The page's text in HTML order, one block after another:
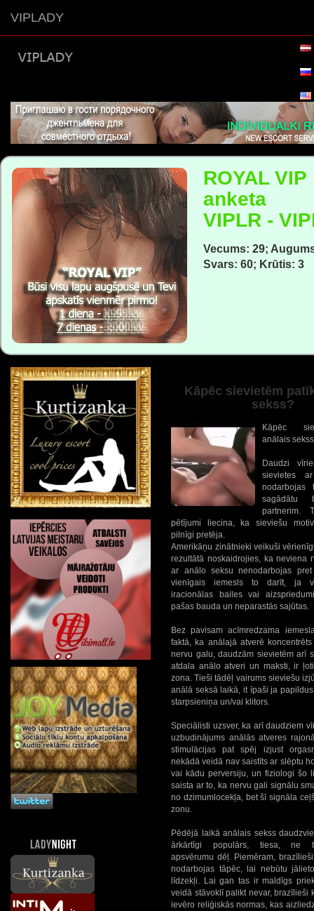
VIPLADY
ROYAL VIP
anketa
VIPLR -
Vecums: 29;
Svars: 60; Krūtis: 3
Kāpēc sievietēm
sekss?
Kāpēc
anālais
Daudzi
sievietes
sagādātu
partnerim.
pētījumi liecina, ka sieviešu
pilnīgi pretēja.
Amerikāņu zinātnieki veikuši
rezultātā noskaidrojies, ka neviena
ar anālo seksu nenodarbojas
vienīgais iemesls to darīt, ja
iracionālas bailes vai
pašas bauda un neparastās sajūtas.
Bez pavisam acīmredzama
faktā, ka anālajā atverē
nervu galu, daudzām sievietēm arī
atdala anālo atveri un maksti, ir
zona. Tieši tādēļ vairums sieviešu
anālā seksā laikā, it īpaši ja
starpsieniņa un/vai klitors.
Speciālisti uzsver, ka arī daudziem
uzbudinājums anālās atveres
stimulācijas pat spēj izjust
nekādā veidā nav saistīts ar slēptu
vai kādu perversiju, un fiziologi šo
saista ar to, ka nervu gali signālu
no dzimumlocekļa, bet šī signāla
zonu.
Pēdējā laikā anālais sekss
ārkārtīgi populārs, tiesa, ne
apsvērumu dēļ. Piemēram,
nodarbojas tāpēc, lai nebūtu
līdzekļi. Lai gan tas ir maldīgs
veidā stāvoklī palikt nevar, brazīlieši
ievēro reliģiskās normas, kas